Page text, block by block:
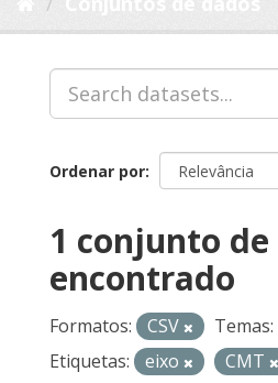
Ordenar por
1 conjunto de
encontrado
Formatos: CSV Temas:
Etiquetas:
eixo
CMT